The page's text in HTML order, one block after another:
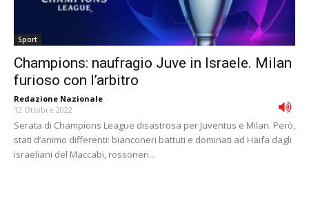
Sport
Champions: naufragio Juve in Israele. Milan
furioso con l’arbitro
Redazione Nazionale -
12 Ottobre 2022
Serata di Champions League disastrosa per Juventus e Milan. Però,
stati d’animo differenti: bianconeri battuti e dominati ad Haifa dagli
israeliani del Maccabi, rossoneri...